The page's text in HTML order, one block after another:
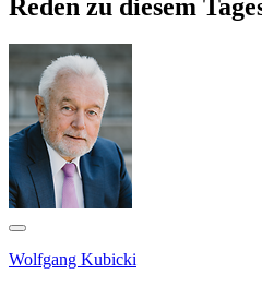
Reden zu diesem
Wolfgang Kubicki